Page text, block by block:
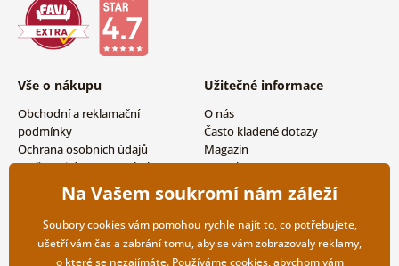
Vše o nákupu
Obchodní a reklamační
podmínky
Ochrana osobních údajů
Možnosti dopravy a platby
Vrácení zboží
Užitečné informace
O nás
Často kladené dotazy
Magazín
Kontakty
Velkoobchodní spolupráce
Na Vašem soukromí nám záleží
Soubory cookies vám pomohou rychle najít to, co potřebujete,
ušetří vám čas a zabrání tomu, aby se vám zobrazovaly reklamy,
o které se nezajímáte. Používámecookies, abychom vám